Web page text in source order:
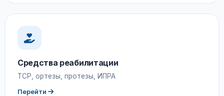
Средства реабилитации
ТСР, ортезы, протезы, ИПРА
Перейти